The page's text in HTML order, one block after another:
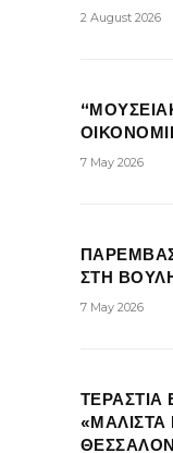
2 August 2026
7 May 2026
ΣΤΗ
7 May 2026
ΤΕΡΑΣΤΙΑ
«ΜΑΛΙΣΤΑ